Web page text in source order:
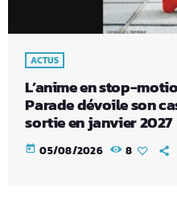
ACTUS
L’anime en stop-
Parade dévoile son
sortie en janvier 2027
today 05/08/2026 8